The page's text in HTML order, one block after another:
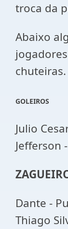
troca da
Abaixo
chuteiras.
GOLEIROS
Julio
Jefferson
Dante -
Thiago